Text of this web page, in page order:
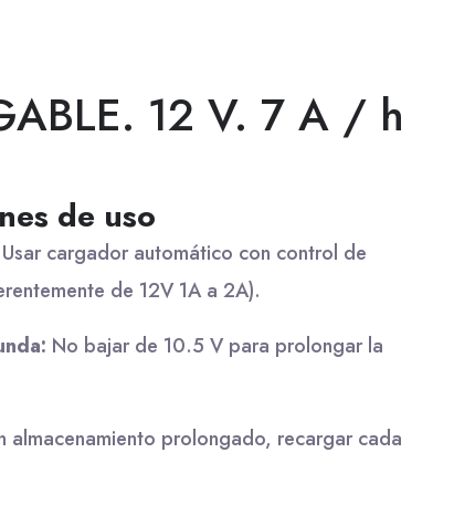
12 V. 7 A / h
de uso
Usar cargador automático con control de
de 12V 1A a 2A).
No bajar de 10.5 V para prolongar la
almacenamiento prolongado, recargar cada